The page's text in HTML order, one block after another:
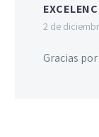
2 de
Gracias